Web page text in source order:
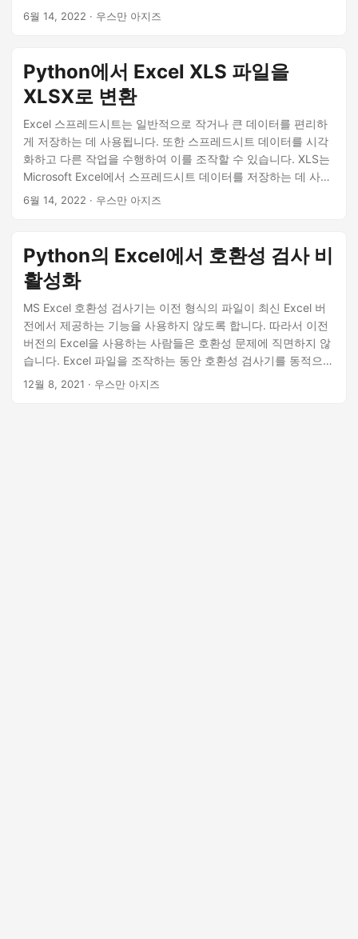
형식으로 변환해야 합니다. 이 기사에서는 Python에서 JSON
6월 14, 2022 · 우스만 아지즈
Python에서 Excel XLS 파일을
XLSX로 변환
Excel 스프레드시트는 일반적으로 작거나 큰 데이터를 편리하
게 저장하는 데 사용됩니다. 또한 스프레드시트 데이터를 시각
화하고 다른 작업을 수행하여 이를 조작할 수 있습니다. XLS는
Microsoft Excel에서 스프레드시트 데이터를 저장하는 데 사용
했던 이전 파일 형식입니다. Microsoft는 2007년에 확장된 기
는 Python에서 프로그래밍 방식으로 XLS 파일을 XLSX 형식으
로 변환하는 방법을 배웁니다.
6월 14, 2022 · 우스만 아지즈
Python의 Excel에서 호환성 검사 비
활성화
MS Excel 호환성 검사기는 이전 형식의 파일이 최신 Excel 버
전에서 제공하는 기능을 사용하지 않도록 합니다. 따라서 이전
버전의 Excel을 사용하는 사람들은 호환성 문제에 직면하지 않
습니다. Excel 파일을 조작하는 동안 호환성 검사기를 동적으로
비활성화해야 할 수 있습니다. 이를 달성하기 위해 이 문서에서
12월 8, 2021 · 우스만 아지즈